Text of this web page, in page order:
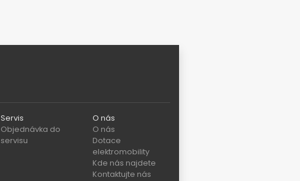
Servis
Objednávka do
servisu
O nás
O nás
Dotace
elektromobility
Kde nás najdete
Kontaktujte nás